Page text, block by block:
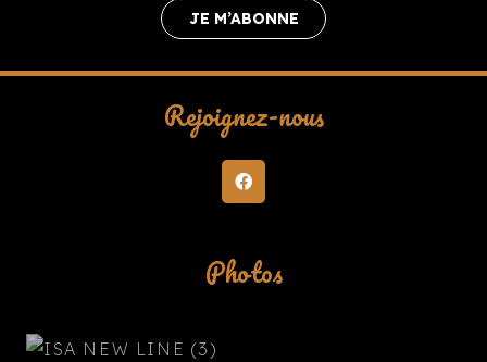
JE M’ABONNE
Rejoignez-nous
Photos